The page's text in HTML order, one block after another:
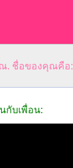
ณ. ชื่อของคุณคือ:
กับเพื่อน: